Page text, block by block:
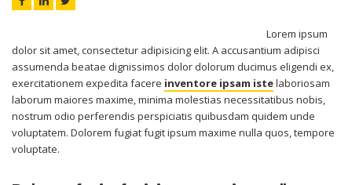
Lorem ipsum
dolor sit amet, consectetur adipisicing elit. A accusantium adipisci
assumenda beatae dignissimos dolor dolorum ducimus eligendi ex,
exercitationem expedita facere inventore ipsam istelaboriosam
laborum maiores maxime, minima molestias necessitatibus nobis,
nostrum odio perferendis perspiciatis quibusdam quidem unde
voluptatem. Dolorem fugiat fugit ipsum maxime nulla quos, tempore
voluptate.